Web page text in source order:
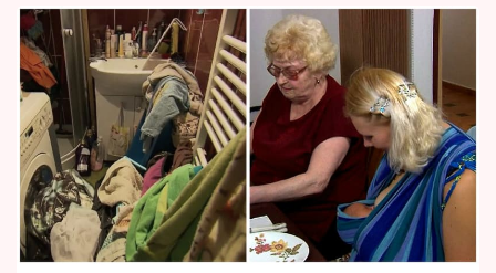
Celebrity
Vztahy
Seriály
Horoskopy
Sledujte prima+